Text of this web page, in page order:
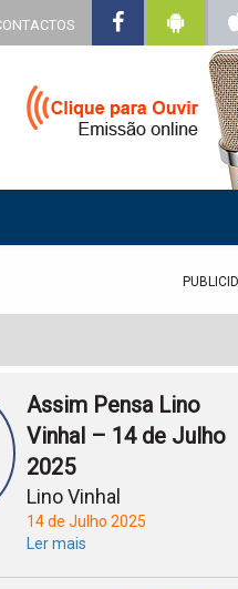
Assim Pensa Lino
Vinhal – 14 de Julho
2025
Lino Vinhal
14 de Julho 2025
Ler mais